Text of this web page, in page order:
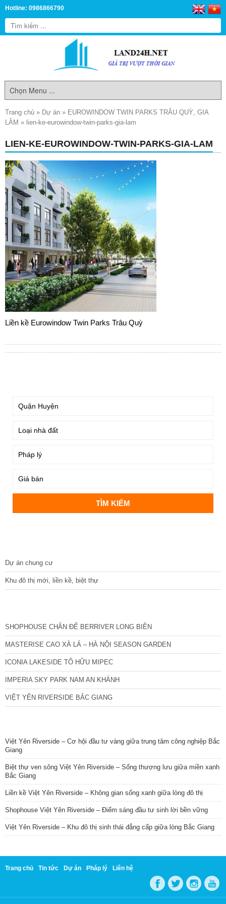
Hotline: 0986866790
Trang chủ » Dự án » EUROWINDOW TWIN PARKS TRÂU QUỲ, GIA
LÂM » lien-ke-eurowindow-twin-parks-gia-lam
LIEN-KE-EUROWINDOW-TWIN-PARKS-GIA-LAM
Liền kề Eurowindow Twin Parks Trâu Quỳ
Dự án chung cư
Khu đô thị mới, liền kề, biệt thự
SHOPHOUSE CHÂN ĐẾ BERRIVER LONG BIÊN
MASTERISE CAO XÀ LÁ – HÀ NỘI SEASON GARDEN
ICONIA LAKESIDE TỐ HỮU MIPEC
IMPERIA SKY PARK NAM AN KHÁNH
VIỆT YÊN RIVERSIDE BẮC GIANG
Việt Yên Riverside – Cơ hội đầu tư vàng giữa trung tâm công nghiệp Bắc
Giang
Biệt thự ven sông Việt Yên Riverside – Sống thượng lưu giữa miền xanh
Bắc Giang
Liền kề Việt Yên Riverside – Không gian sống xanh giữa lòng đô thị
Shophouse Việt Yên Riverside – Điểm sáng đầu tư sinh lời bền vững
Việt Yên Riverside – Khu đô thị sinh thái đẳng cấp giữa lòng Bắc Giang
Trang chủ Tin tức Dự án Pháp lý Liên hệ